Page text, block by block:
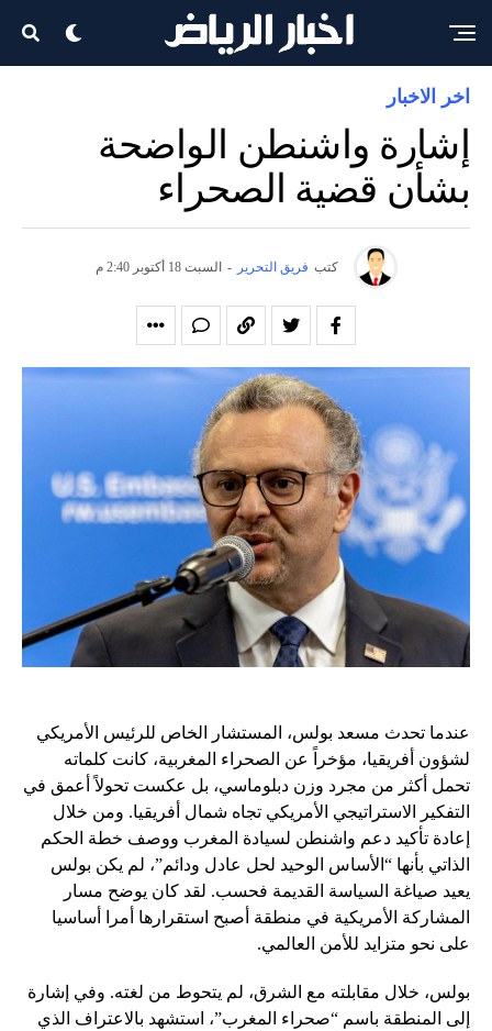
اخر الاخبار
إشارة واشنطن الواضحة
بشأن قضية الصحراء
كتب فريق التحرير - السبت 18 أكتوبر 2:40 م
عندما تحدث مسعد بولس، المستشار الخاص للرئيس الأمريكي
لشؤون أفريقيا، مؤخراً عن الصحراء المغربية، كانت كلماته
تحمل أكثر من مجرد وزن دبلوماسي، بل عكست تحولاً أعمق في
التفكير الاستراتيجي الأمريكي تجاه شمال أفريقيا. ومن خلال
إعادة تأكيد دعم واشنطن لسيادة المغرب ووصف خطة الحكم
الذاتي بأنها “الأساس الوحيد لحل عادل ودائم”، لم يكن بولس
يعيد صياغة السياسة القديمة فحسب. لقد كان يوضح مسار
المشاركة الأمريكية في منطقة أصبح استقرارها أمرا أساسيا
على نحو متزايد للأمن العالمي.
بولس، خلال مقابلته مع الشرق، لم يتحوط من لغته. وفي إشارة
إلى المنطقة باسم “صحراء المغرب”، استشهد بالاعتراف الذي